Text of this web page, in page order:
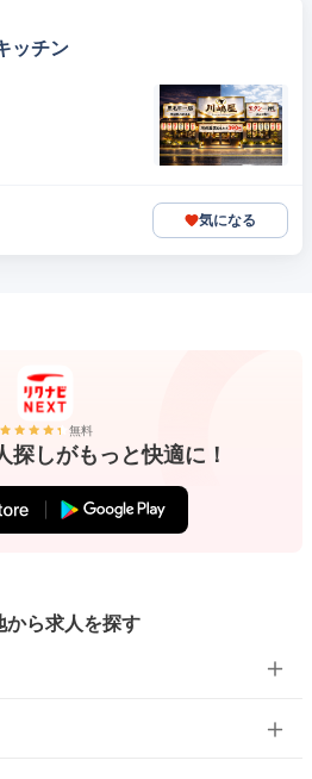
ッチン
気になる
無料
探しがもっと快適に！
から求人を探す